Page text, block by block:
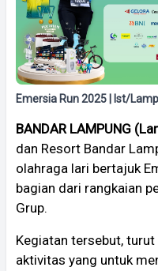
Emersia Run 2025 | Ist/
BANDAR LAMPUNG
dan Resort Bandar
olahraga lari bertajuk
bagian dari rangkaian
Grup.
Kegiatan tersebut,
aktivitas yang untuk